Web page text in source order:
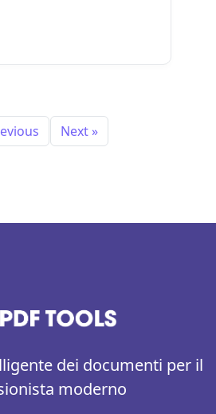
Next »
dei documenti per il
moderno